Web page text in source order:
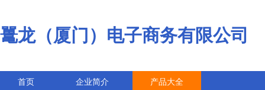
鼍龙（厦门）电子商务有限公司
首页 企业简介 产品大全